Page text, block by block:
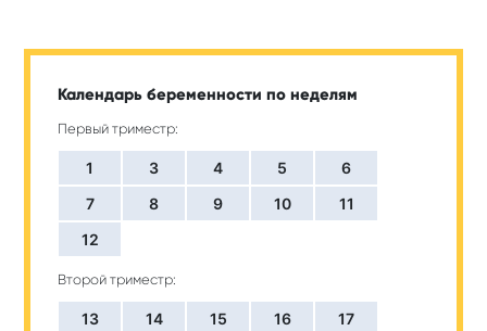
Календарь беременности по неделям
Первый триместр:
1 3 4 5
6
7
8 9 10
11
12
Второй триместр:
13 14 15 16
17